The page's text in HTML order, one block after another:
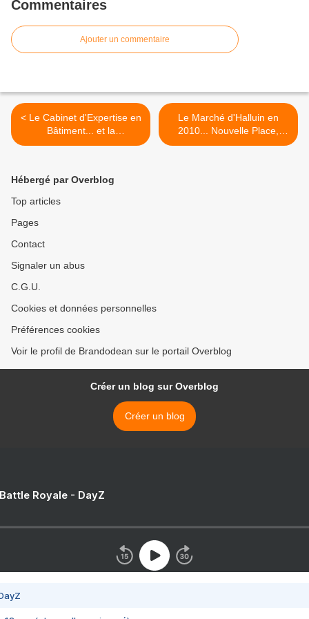
Commentaires
Ajouter un commentaire
< Le Cabinet d'Expertise en
Bâtiment... et la
Préservation du Patrimoine
Le Marché d'Halluin en
2010... Nouvelle Place,
Nouvelle Réglementation. >
Hébergé par Overblog
Top articles
Pages
Contact
Signaler un abus
C.G.U.
Cookies et données personnelles
Préférences cookies
Voir le profil de Brandodean sur le portail Overblog
Créer un blog sur Overblog
Créer un blog
Royale - DayZ